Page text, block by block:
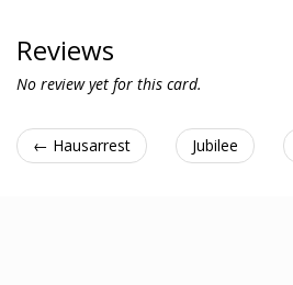
Reviews
No review yet for this card.
← Hausarrest Jubilee